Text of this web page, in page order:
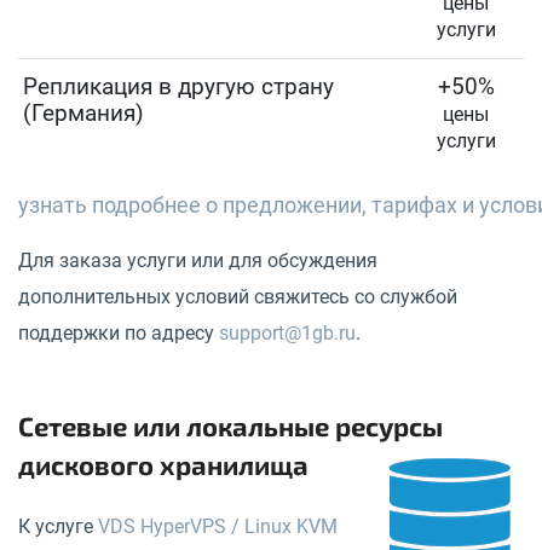
услуги
Репликация в другую страну
(Германия)
+50%
цены
услуги
узнать подробнее о предложении, тарифах и
Для заказа услуги или для обсуждения
дополнительных условий свяжитесь со службой
поддержки по адресу support@1gb.ru.
Сетевые или локальные ресурсы
дискового хранилища
К услуге VDS HyperVPS / Linux KVM